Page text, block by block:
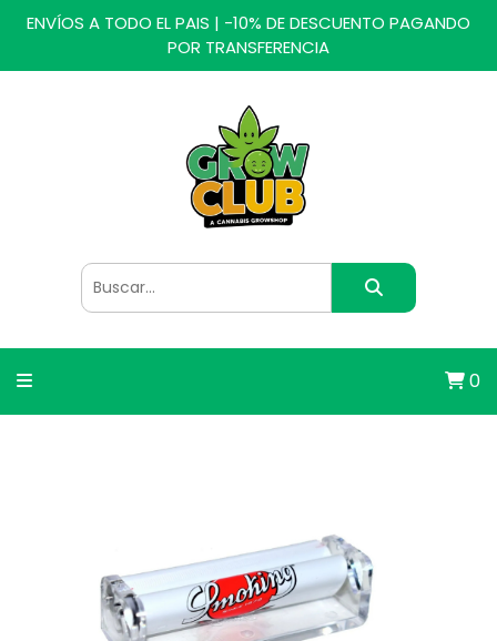
ENVÍOS A TODO EL PAIS | -10% DE DESCUENTO PAGANDO
POR TRANSFERENCIA
0